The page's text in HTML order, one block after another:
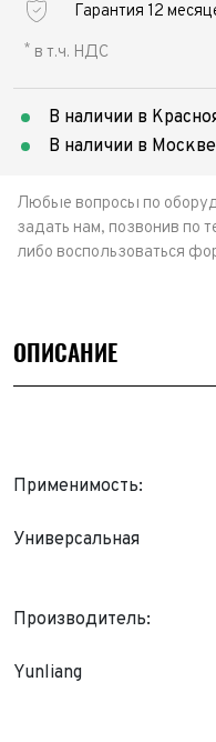
Гарантия 12
* в т.ч. НДС
В наличии в
В наличии в
Любые вопросы по
задать нам, позвонив по
либо воспользоваться
ОПИСАНИЕ
Применимость:
Универсальная
Производитель:
Yunliang